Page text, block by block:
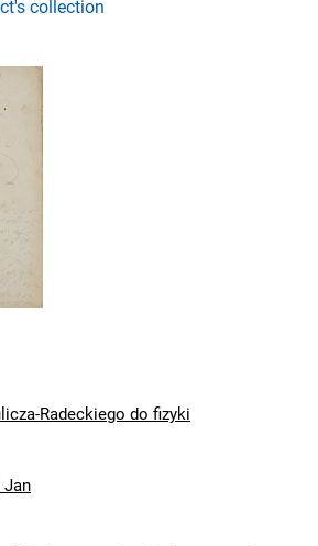
collection
Radeckiego do fizyki
Jan